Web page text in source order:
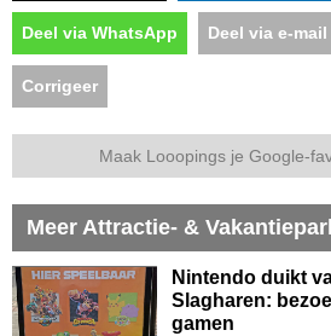
Deel via WhatsApp Deel via e-mail
Corrigeer
Maak Looopings je Google-
Meer Attractie- &
Nintendo duikt
Slagharen:
gamen